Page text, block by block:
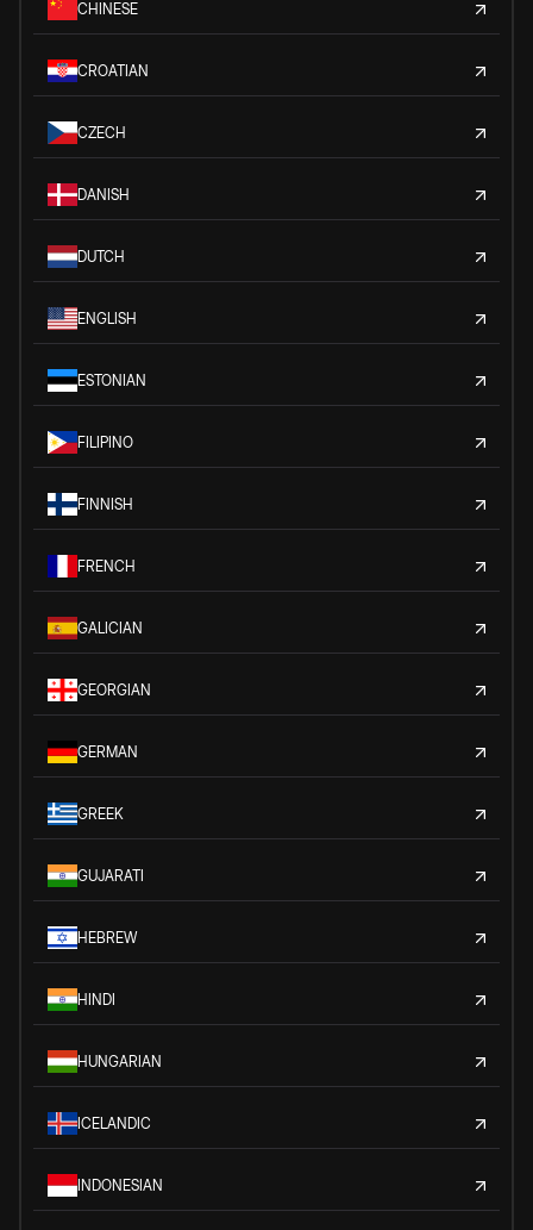
CHINESE
CROATIAN
CZECH
DANISH
DUTCH
ENGLISH
ESTONIAN
FILIPINO
FINNISH
FRENCH
GALICIAN
GEORGIAN
GERMAN
GREEK
GUJARATI
HEBREW
HINDI
HUNGARIAN
ICELANDIC
INDONESIAN